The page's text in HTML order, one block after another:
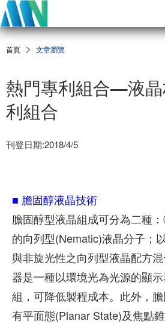
首頁 文章瀏覽
熱門專利組合—液
利組合
刊登日期:2018/4/5
■ 膽固醇液晶技術
膽固醇型液晶組成可分為二種
的向列型(Nematic)液晶分子；
與非旋光性之向列型液晶配方
器是一種以環境光為光源的顯
組，可降低製程成本。此外，
有平面態(Planar State)及焦點